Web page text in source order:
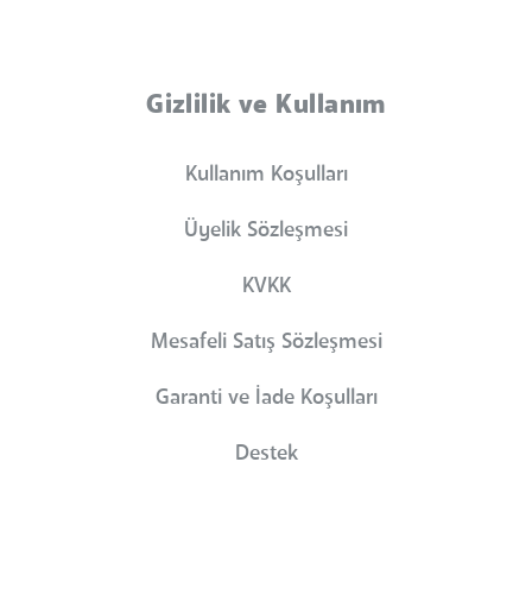
Gizlilik ve Kullanım
Kullanım Koşulları
Üyelik Sözleşmesi
KVKK
Mesafeli Satış Sözleşmesi
Garanti ve İade Koşulları
Destek